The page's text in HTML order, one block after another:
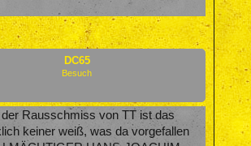
DC65
Besuch
Rausschmiss von TT ist das
keiner weiß, was da vorgefallen